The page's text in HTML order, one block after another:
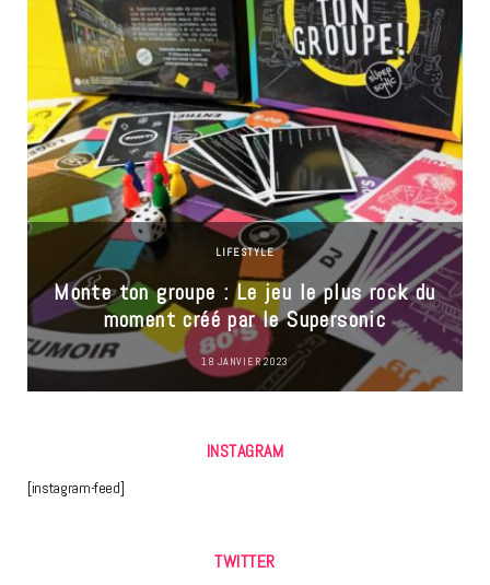
LIFESTYLE
Monte ton groupe : Le jeu le plus rock du
moment créé par le Supersonic
18 JANVIER 2023
INSTAGRAM
[instagram-feed]
TWITTER